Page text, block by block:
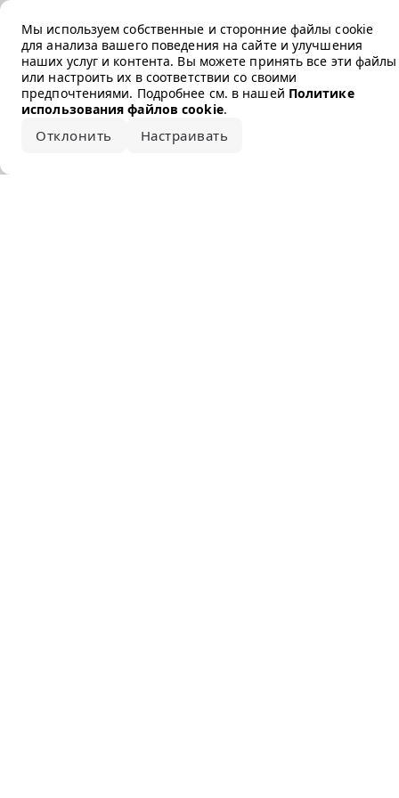
Мы используем собственные и сторонние файлы cookie
для анализа вашего поведения на сайте и улучшения
наших услуг и контента. Вы можете принять все эти файлы
или настроить их в соответствии со своими
предпочтениями. Подробнее см. в нашей Политике
использования файлов cookie.
Отклонить Настраивать
Error loading the brand